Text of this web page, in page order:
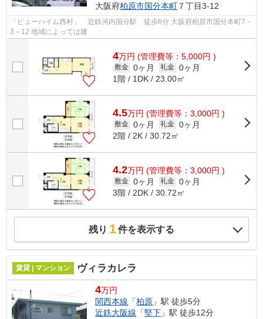
大阪府柏原市国分本町 ７丁目3-12
「ビューハイム西村」 近鉄河内国分駅 徒歩6分 大阪府柏原市国分本町7－
3－12 地域によっては建
4万円 (管理費等：5,000円 )
敷金 0ヶ月 礼金 0ヶ月
1階 / 1DK / 23.00㎡
4.5万円 (管理費等：3,000円 )
敷金 0ヶ月 礼金 0ヶ月
2階 / 2K / 30.72㎡
4.2万円 (管理費等：3,000円 )
敷金 0ヶ月 礼金 0ヶ月
3階 / 2DK / 30.72㎡
残り 1件を表示する
賃貸 | マンション ヴィラカレラ
4万円
関西本線 「柏原 」駅 徒歩5分
近鉄大阪線 「堅下 」駅 徒歩12分